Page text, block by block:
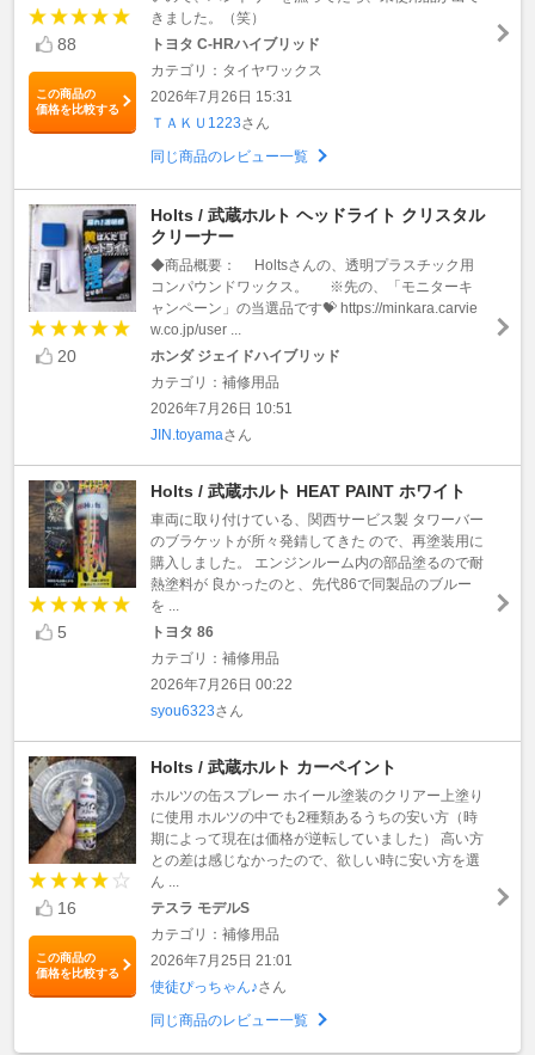
88
この商品の
価格を比較する
きました。（笑）
トヨタ C-HRハイブリッド
カテゴリ：タイヤワックス
2026年7月26日 15:31
ＴＡＫＵ1223さん
同じ商品のレビュー一覧
20
Holts / 武蔵ホルト ヘッドライト クリスタル
クリーナー
◆商品概要： Holtsさんの、透明プラスチック用
コンパウンドワックス。 ※先の、「モニターキ
ャンペーン」の当選品です💝 https://minkara.carvie
w.co.jp/user ...
ホンダ ジェイドハイブリッド
カテゴリ：補修用品
2026年7月26日 10:51
JIN.toyamaさん
5
Holts / 武蔵ホルト HEAT PAINT ホワイト
車両に取り付けている、関西サービス製 タワーバー
のブラケットが所々発錆してきた ので、再塗装用に
購入しました。 エンジンルーム内の部品塗るので耐
熱塗料が 良かったのと、先代86で同製品のブルー
を ...
トヨタ 86
カテゴリ：補修用品
2026年7月26日 00:22
syou6323さん
16
この商品の
価格を比較する
Holts / 武蔵ホルト カーペイント
ホルツの缶スプレー ホイール塗装のクリアー上塗り
に使用 ホルツの中でも2種類あるうちの安い方（時
期によって現在は価格が逆転していました） 高い方
との差は感じなかったので、欲しい時に安い方を選
ん ...
テスラ モデルS
カテゴリ：補修用品
2026年7月25日 21:01
使徒ぴっちゃん♪さん
同じ商品のレビュー一覧